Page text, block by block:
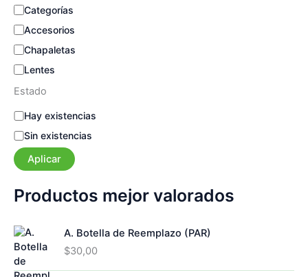
c
a
C
t
e
g
o
r
a
Categorías
Accesorios
Chapaletas
Lentes
Estado
E
t
a
d
Hay existencias
Sin existencias
Aplicar
Productos mejor valorados
A. Botella de Reemplazo (PAR)
$30,00